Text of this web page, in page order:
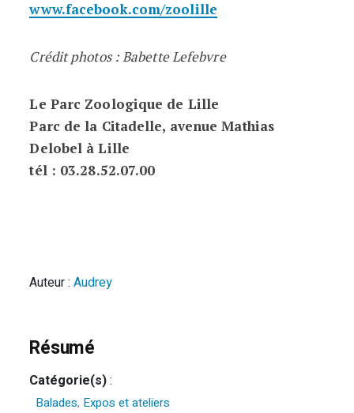
www.facebook.com/zoolille
Crédit photos : Babette Lefebvre
Le Parc Zoologique de Lille
Parc de la Citadelle, avenue Mathias
Delobel à Lille
tél : 03.28.52.07.00
Auteur :Audrey
Résumé
Catégorie(s):
Balades, Expos et ateliers